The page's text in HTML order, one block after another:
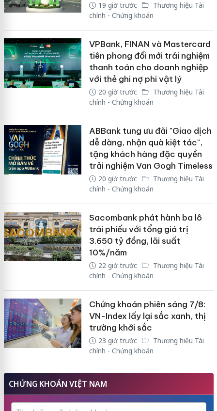
19 giờ trước
Thương hiệu Tài
chính - Chứng khoán
VPBank, FINAN và Mastercard
tiên phong đổi mới trải nghiệm
thanh toán cho doanh nghiệp
với thẻ ghi nợ phi vật lý
20 giờ trước
Thương hiệu Tài
chính - Chứng khoán
ABBank tung ưu đãi "Giao dịch
dễ dàng, nhận quà kiệt tác",
tặng khách hàng đặc quyền
trải nghiệm Van Gogh Timeless
20 giờ trước
Thương hiệu Tài
chính - Chứng khoán
Sacombank phát hành ba lô
trái phiếu với tổng giá trị
3.650 tỷ đồng, lãi suất
10%/năm
22 giờ trước
Thương hiệu Tài
chính - Chứng khoán
Chứng khoán phiên sáng 7/8:
VN-Index lấy lại sắc xanh, thị
trường khởi sắc
23 giờ trước
Thương hiệu Tài
chính - Chứng khoán
CHỨNG KHOÁN VIỆT NAM